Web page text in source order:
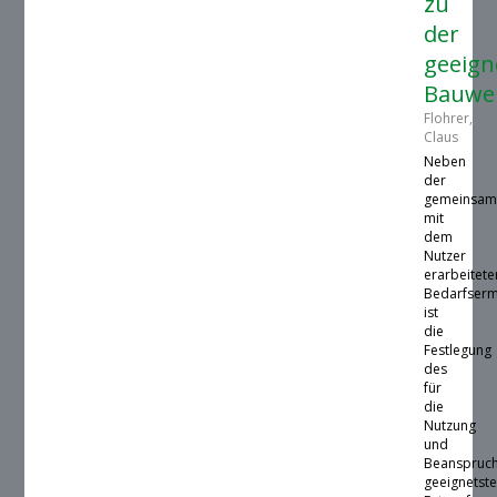
der
Flohrer,
Claus
Neben
der
gemeinsam
mit
dem
Nutzer
ist
die
Festlegung
des
für
die
Nutzung
und